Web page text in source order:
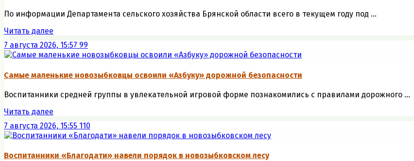
По информации Департамента сельского хозяйства Брянской области всего в текущем году под ...
Читать далее
7 августа 2026, 15:57 99
Самые маленькие новозыбковцы освоили «Азбуку» дорожной безопасности
Воспитанники средней группы в увлекательной игровой форме познакомились с правилами дорожного ...
Читать далее
7 августа 2026, 15:55 110
Воспитанники «Благодати» навели порядок в новозыбковском лесу